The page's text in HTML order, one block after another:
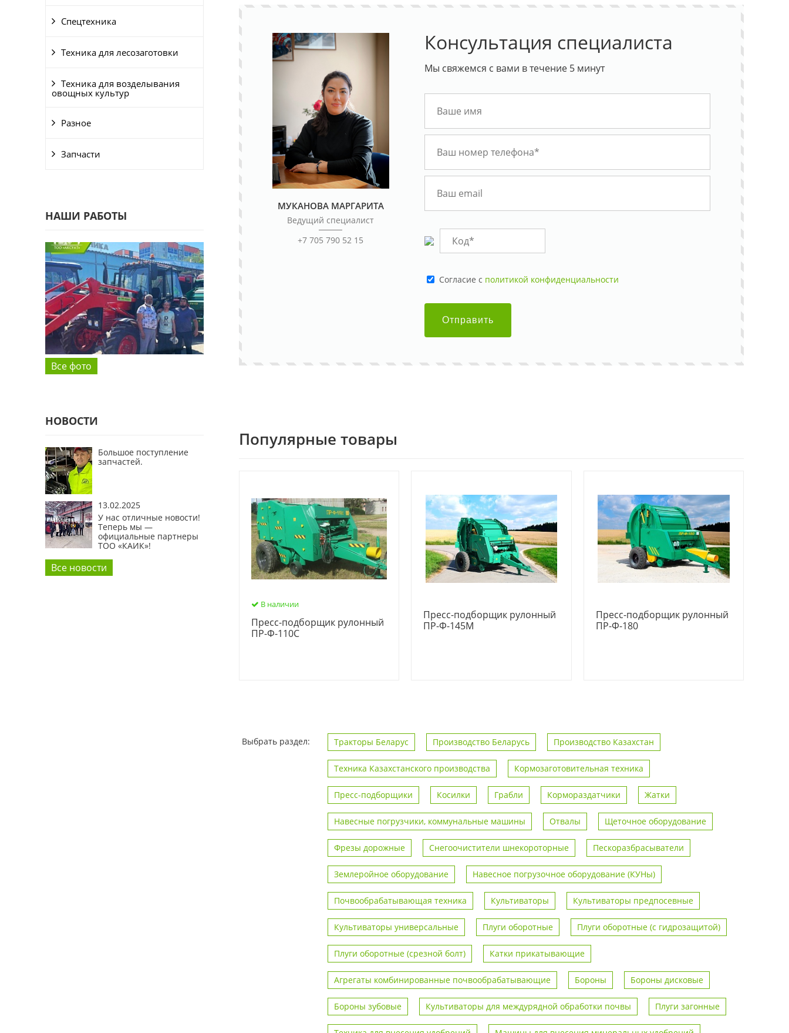
Спецтехника
Техника для лесозаготовки
Техника для возделывания
овощных культур
Разное
Запчасти
НАШИ РАБОТЫ
Все фото
НОВОСТИ
Большое поступление
запчастей.
13.02.2025
У нас отличные новости!
Теперь мы —
официальные партнеры
ТОО «КАИК»!
Все новости
МУКАНОВА МАРГАРИТА
Ведущий специалист
+7 705 790 52 15
Консультация специалиста
Мы свяжемся с вами в течение 5 минут
Cогласие с политикой конфиденциальности
Отправить
Популярные товары
В наличии
Пресс-подборщик рулонный
ПР-Ф-110С
Пресс-подборщик рулонный
ПР-Ф-145М
Пресс-подборщик рулонный
ПР-Ф-180
Выбрать раздел: Тракторы Беларус Производство Беларусь Производство Казахстан
Техника Казахстанского производства Кормозаготовительная техника
Пресс-подборщики Косилки Грабли Кормораздатчики Жатки
Навесные погрузчики, коммунальные машины Отвалы Щеточное оборудование
Фрезы дорожные Снегоочистители шнекороторные Пескоразбрасыватели
Землеройное оборудование Навесное погрузочное оборудование (КУНы)
Почвообрабатывающая техника Культиваторы Культиваторы предпосевные
Культиваторы универсальные Плуги оборотные Плуги оборотные (с гидрозащитой)
Плуги оборотные (срезной болт) Катки прикатывающие
Агрегаты комбинированные почвообрабатывающие Бороны Бороны дисковые
Бороны зубовые Культиваторы для междурядной обработки почвы Плуги загонные